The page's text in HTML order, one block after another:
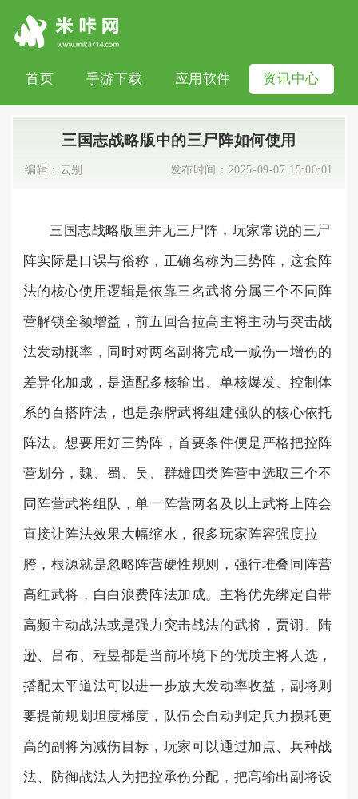
首页 手游下载 应用软件 资讯中心
三国志战略版中的三尸阵如何使用
编辑： 云别 发布时间： 2025-09-07 15:00:01
三国志战略版里并无三尸阵，玩家常说的三尸
阵实际是口误与俗称，正确名称为三势阵，这套阵
法的核心使用逻辑是依靠三名武将分属三个不同阵
营解锁全额增益，前五回合拉高主将主动与突击战
法发动概率，同时对两名副将完成一减伤一增伤的
差异化加成，是适配多核输出、单核爆发、控制体
系的百搭阵法，也是杂牌武将组建强队的核心依托
阵法。想要用好三势阵，首要条件便是严格把控阵
营划分，魏、蜀、吴、群雄四类阵营中选取三个不
同阵营武将组队，单一阵营两名及以上武将上阵会
直接让阵法效果大幅缩水，很多玩家阵容强度拉
胯，根源就是忽略阵营硬性规则，强行堆叠同阵营
高红武将，白白浪费阵法加成。主将优先绑定自带
高频主动战法或是强力突击战法的武将，贾诩、陆
逊、吕布、程昱都是当前环境下的优质主将人选，
搭配太平道法可以进一步放大发动率收益，副将则
要提前规划坦度梯度，队伍会自动判定兵力损耗更
高的副将为减伤目标，玩家可以通过加点、兵种战
法、防御战法人为把控承伤分配，把高输出副将设